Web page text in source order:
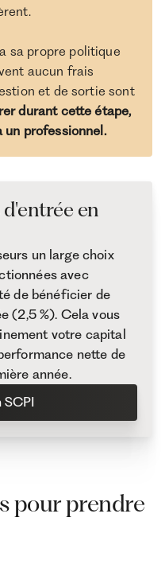
sa propre politique
aucun frais
et de sortie sont
durant cette étape,
un professionnel.
en
un large choix
avec
de bénéficier de
(2,5 %). Cela vous
votre capital
nette de
année.
SCPI
pour prendre